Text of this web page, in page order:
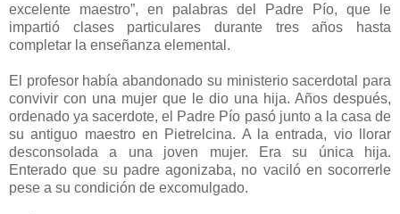
excelente maestro”, en palabras del Padre Pío, que le
impartió clases particulares durante tres años hasta
completar la enseñanza elemental.
El profesor había abandonado su ministerio sacerdotal para
convivir con una mujer que le dio una hija. Años después,
ordenado ya sacerdote, el Padre Pío pasó junto a la casa de
su antiguo maestro en Pietrelcina. A la entrada, vio llorar
desconsolada a una joven mujer. Era su única hija.
Enterado que su padre agonizaba, no vaciló en socorrerle
pese a su condición de excomulgado.